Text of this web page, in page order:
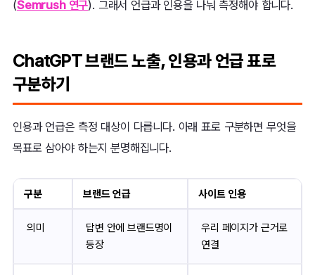
(Semrush 연구). 그래서 언급과 인용을 나눠 측정해야 합니다.
ChatGPT 브랜드 노출, 인용과 언급 표로
구분하기
인용과 언급은 측정 대상이 다릅니다. 아래 표로 구분하면 무엇을
목표로 삼아야 하는지 분명해집니다.
구분 브랜드 언급 사이트 인용
의미
답변 안에 브랜드명이
등장
우리 페이지가 근거로
연결